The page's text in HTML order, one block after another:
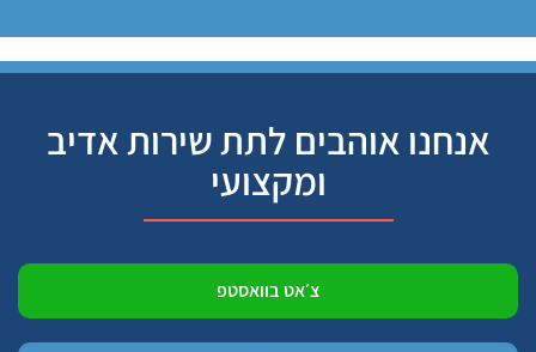
אנחנו אוהבים לתת שירות אדיב
ומקצועי
צ׳אט בוואסטפ